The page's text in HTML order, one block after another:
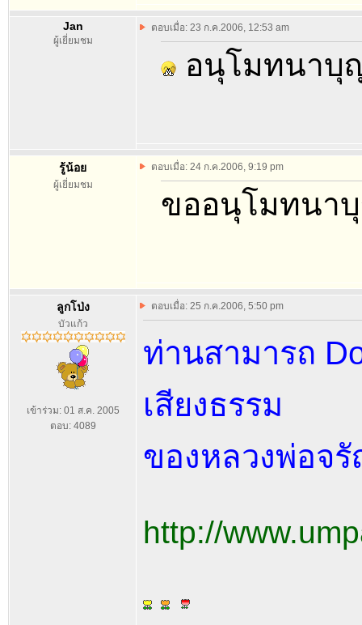
Jan
ผู้เยี่ยมชม
ตอบเมื่อ: 23 ก.ค.2006, 12:53 am
อนุโมทนาบุ
รู้น้อย
ผู้เยี่ยมชม
ตอบเมื่อ: 24 ก.ค.2006, 9:19 pm
ขออนุโมทนา
ลูกโป่ง
บัวแก้ว
เข้าร่วม: 01 ส.ค. 2005
ตอบ: 4089
ตอบเมื่อ: 25 ก.ค.2006, 5:50 pm
ท่านสามารถ
เสียงธรรม
ของหลวงพ่อจ
http://